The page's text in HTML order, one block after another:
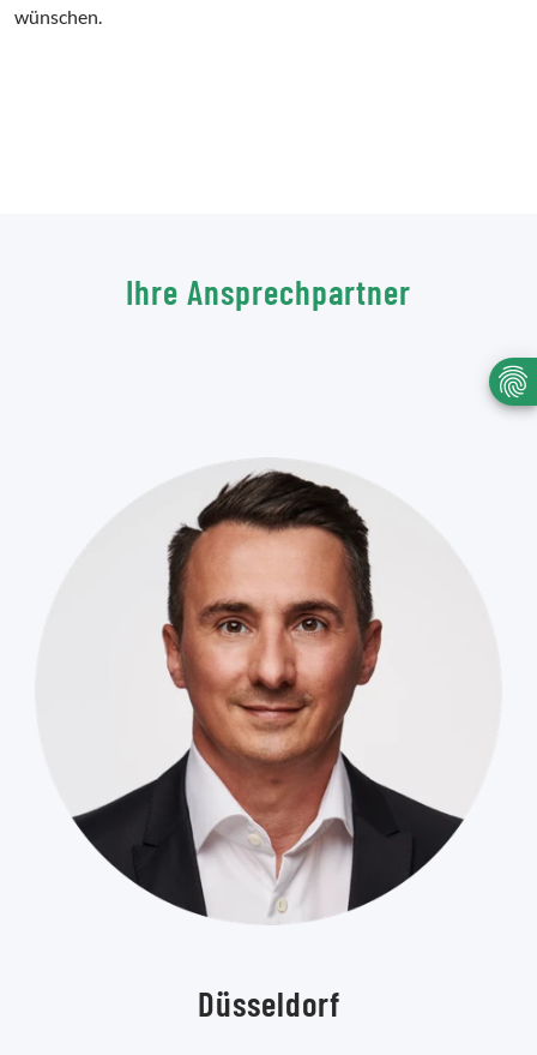
wünschen.
Ihre Ansprechpartner
Düsseldorf